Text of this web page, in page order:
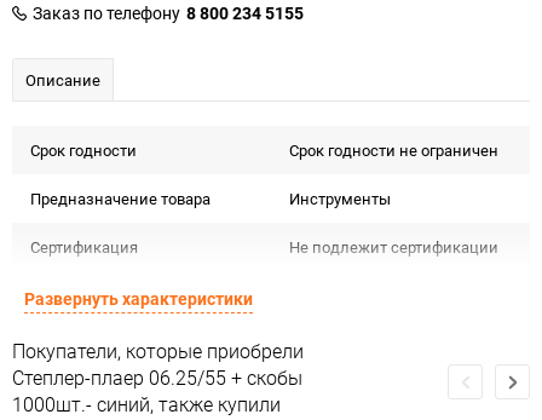
Заказ по телефону 8 800 234 5155
Описание
Срок годности Срок годности не ограничен
Предназначение товара Инструменты
Сертификация Не подлежит сертификации
Особые условия
Минимальное количество 1
Количество в коробке 96
Развернуть характеристики
Покупатели, которые приобрели
Степлер-плаер 06.25/55 + скобы
1000шт.- синий, также купили